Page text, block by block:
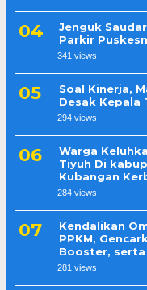
Jenguk
Parkir
341 views
Soal Kinerja,
Desak Kepala
294 views
Warga
Tiyuh Di
Kubangan
284 views
Kendalikan
PPKM,
Booster, serta
281 views